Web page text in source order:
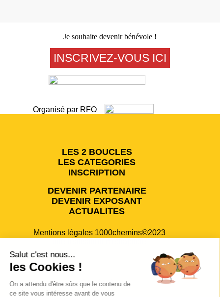
Je souhaite devenir bénévole !
INSCRIVEZ-VOUS ICI
Organisé par RFO
LES 2 BOUCLES
LES CATEGORIES
INSCRIPTION
DEVENIR PARTENAIRE
DEVENIR EXPOSANT
ACTUALITES
Mentions légales1000chemins©2023
Contact
Médias
Salut c'est nous...
les Cookies !
On a attendu d'être sûrs que le contenu de
ce site vous intéresse avant de vous